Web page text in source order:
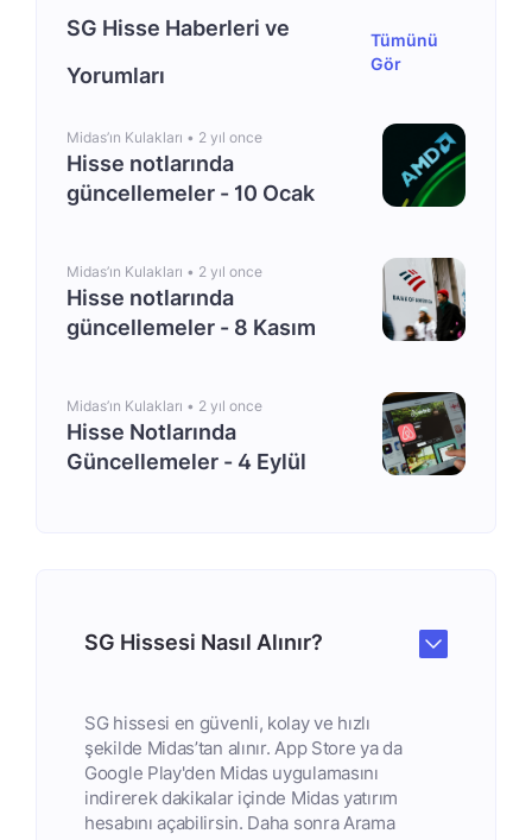
SG Hisse Haberleri ve
Yorumları
Tümünü
Gör
Midas’ın Kulakları • 2 yıl once
Hisse notlarında
güncellemeler - 10 Ocak
Midas’ın Kulakları • 2 yıl once
Hisse notlarında
güncellemeler - 8 Kasım
Midas’ın Kulakları • 2 yıl once
Hisse Notlarında
Güncellemeler - 4 Eylül
SG Hissesi Nasıl Alınır?
SG hissesi en güvenli, kolay ve hızlı
şekilde Midas’tan alınır. App Store ya da
Google Play'den Midas uygulamasını
indirerek dakikalar içinde Midas yatırım
hesabını açabilirsin. Daha sonra Arama